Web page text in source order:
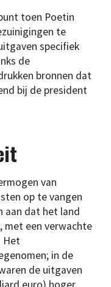
toen Poetin
te
specifiek
de
bronnen dat
bij de president
van
op te vangen
aan dat het land
met een verwachte
Het
in de
de uitgaven